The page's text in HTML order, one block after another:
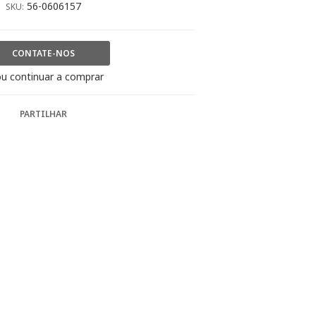
SKU: 56-0606157
CONTATE-NOS
continuar a comprar
PARTILHAR